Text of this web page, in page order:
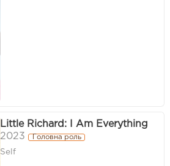
Little Richard: I Am Everything
2023
Головна роль
Self